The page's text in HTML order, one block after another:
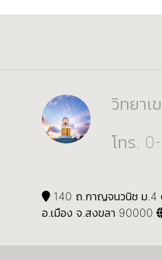
วิทยาเ
โทร.
140 ถ.กาญจนวนิช ม.4
อ.เมือง จ.สงขลา 90000